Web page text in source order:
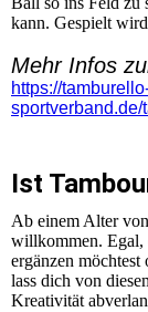
kann. Gespielt
Mehr Infos
https://
Ist
Ab einem Alter
willkommen. Egal,
ergänzen
lass dich von
Kreativität